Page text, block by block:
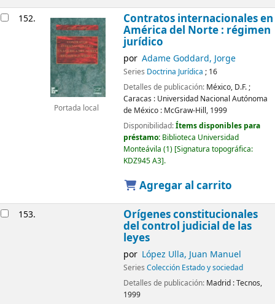
152.
Portada local
Contratos internacionales en
América del Norte : régimen
jurídico
por Adame Goddard, Jorge
Series Doctrina Jurídica ; 16
Detalles de publicación: México, D.F. ;
Caracas : Universidad Nacional Autónoma
de México : McGraw-Hill, 1999
Disponibilidad:Ítems disponibles para
préstamo: Biblioteca Universidad
Monteávila (1) Signatura topográfica:
KDZ945 A3 .
Agregar al carrito
153. Orígenes constitucionales
del control judicial de las
leyes
por López Ulla, Juan Manuel
Series Colección Estado y sociedad
Detalles de publicación: Madrid :Tecnos,
1999